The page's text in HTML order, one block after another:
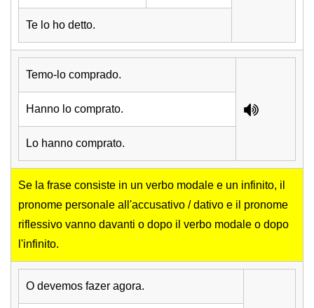
Te lo ho detto.
Temo-lo comprado.
Hanno lo comprato.
Lo hanno comprato.
Se la frase consiste in un verbo modale e un infinito, il
pronome personale all'accusativo / dativo e il pronome
riflessivo vanno davanti o dopo il verbo modale o dopo
l'infinito.
O devemos fazer agora.